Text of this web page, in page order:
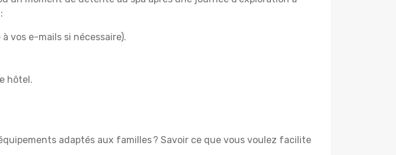
vos e-mails si nécessaire).
hôtel.
adaptés aux familles ? Savoir ce que vous voulez facilite